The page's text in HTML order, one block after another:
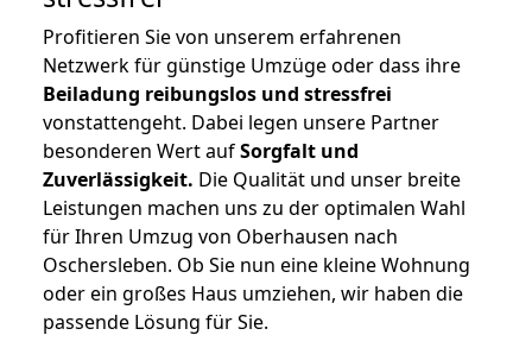
Profitieren Sie von unserem erfahrenen
Netzwerk für günstige Umzüge oder dass ihre
Beiladung reibungslos und stressfrei
vonstattengeht. Dabei legen unsere Partner
besonderen Wert aufSorgfalt und
Zuverlässigkeit. Die Qualität und unser breite
Leistungen machen uns zu der optimalen Wahl
für Ihren Umzug von Oberhausen nach
Oschersleben. Ob Sie nun eine kleine Wohnung
oder ein großes Haus umziehen, wir haben die
passende Lösung für Sie.